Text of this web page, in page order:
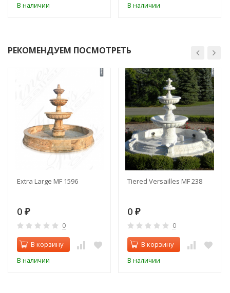
В наличии В наличии
РЕКОМЕНДУЕМ ПОСМОТРЕТЬ
Extra Large MF 1596
0 ₽
0
В корзину
В наличии
Tiered Versailles MF 238
0 ₽
0
В корзину
В наличии